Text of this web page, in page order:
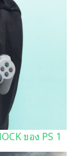
ของ PS 1